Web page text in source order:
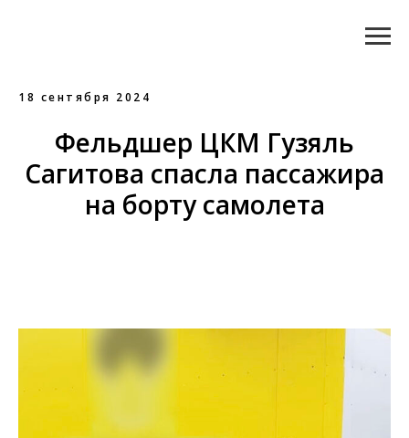
18 сентября 2024
Фельдшер ЦКМ Гузяль
Сагитова спасла пассажира
на борту самолета